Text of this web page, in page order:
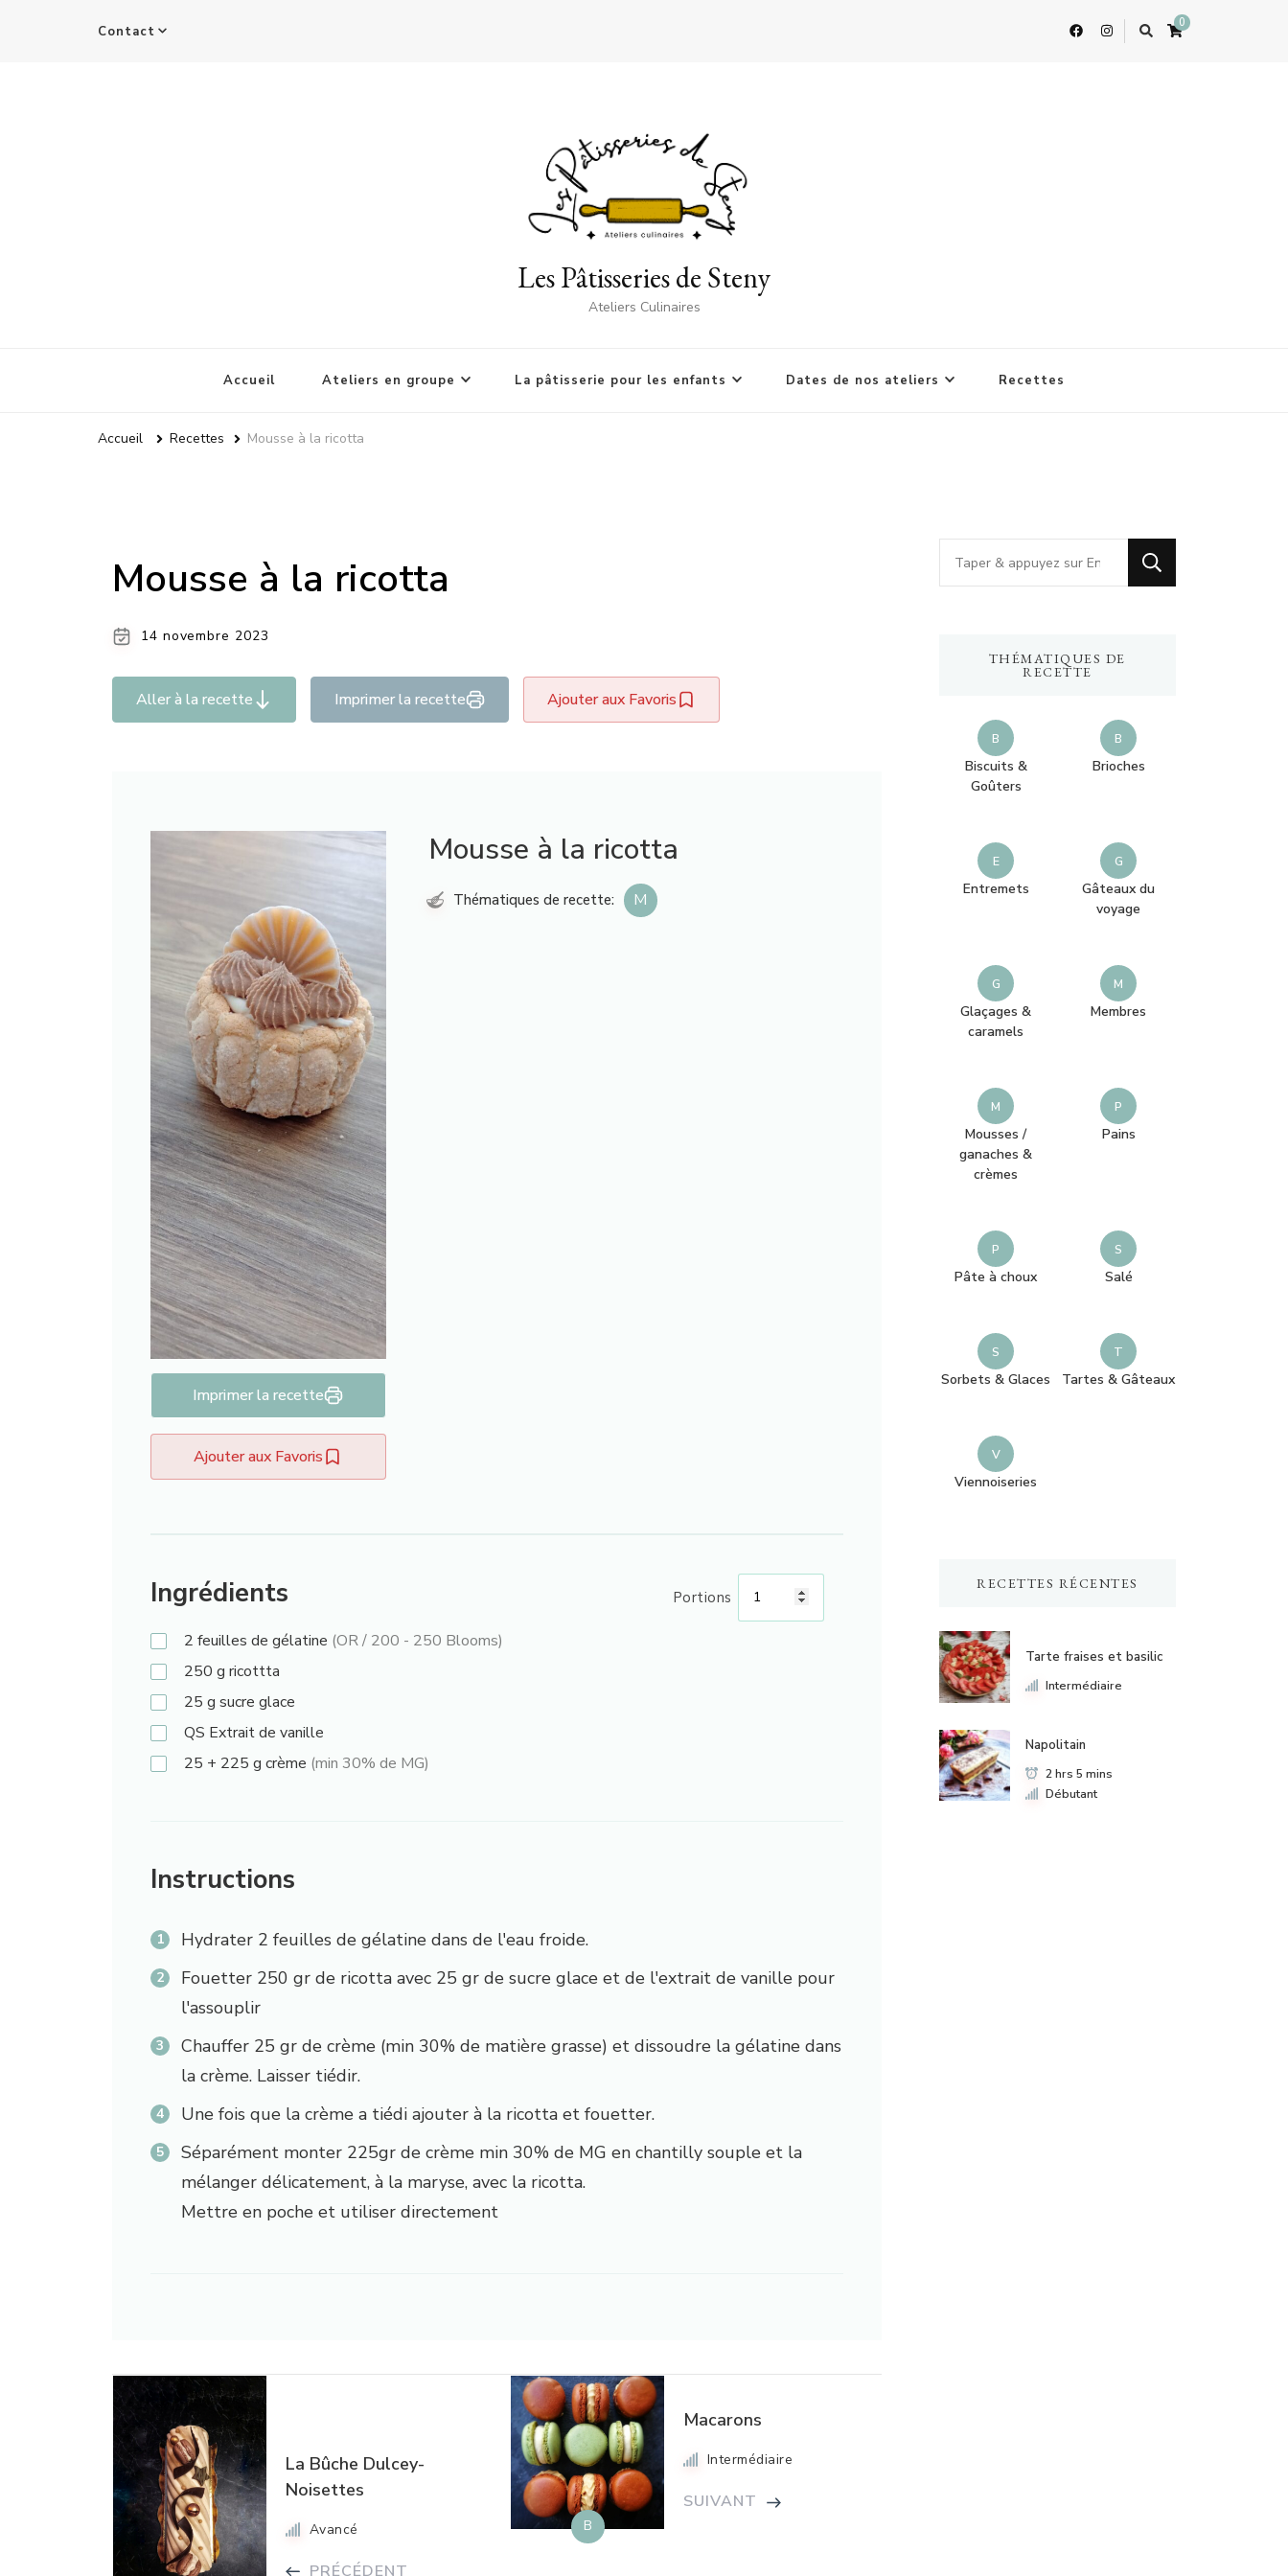
Contact
0
Les Pâtisseries de Steny
Ateliers Culinaires
Accueil Ateliers en groupe La pâtisserie pour les enfants Dates de nos ateliers Recettes
Accueil Recettes Mousse à la ricotta
Mousse à la ricotta
14 novembre 2023
Aller à la recette Imprimer la recette Ajouter aux Favoris
Imprimer la recette
Ajouter aux Favoris
Mousse à la ricotta
Thématiques de recette: M
Ingrédients Portions
2 feuilles de gélatine (OR / 200 - 250 Blooms)
250 g ricottta
25 g sucre glace
QS Extrait de vanille
25 + 225 g crème (min 30% de MG)
Instructions
Hydrater 2 feuilles de gélatine dans de l'eau froide.
Fouetter 250 gr de ricotta avec 25 gr de sucre glace et de l'extrait de vanille pour
l'assouplir
Chauffer 25 gr de crème (min 30% de matière grasse) et dissoudre la gélatine dans
la crème. Laisser tiédir.
Une fois que la crème a tiédi ajouter à la ricotta et fouetter.
Séparément monter 225gr de crème min 30% de MG en chantilly souple et la
mélanger délicatement, à la maryse, avec la ricotta.
Mettre en poche et utiliser directement
La Bûche Dulcey-
Noisettes
Avancé
PRÉCÉDENT
B
Macarons
Intermédiaire
SUIVANT
o
THÉMATIQUES DE
RECETTE
B
Biscuits &
Goûters
B
Brioches
E
Entremets
G
Gâteaux du
voyage
G
Glaçages &
caramels
M
Membres
M
Mousses /
ganaches &
crèmes
P
Pains
P
Pâte à choux
S
Salé
S
Sorbets & Glaces
T
Tartes & Gâteaux
V
Viennoiseries
RECETTES RÉCENTES
Tarte fraises et basilic
Intermédiaire
Napolitain
2 hrs 5 mins
Débutant